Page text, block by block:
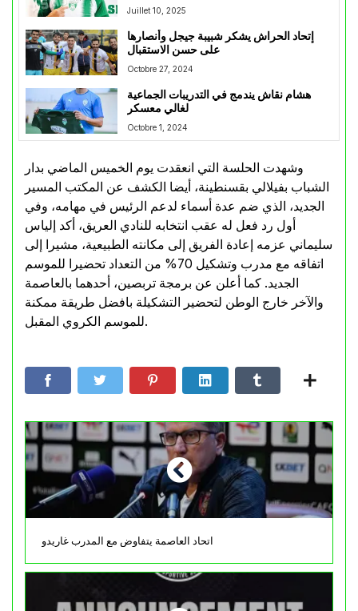
Juillet 10, 2025
إتحاد الحراش يشكر شبيبة جيجل وأنصارها
على حسن الاستقبال
Octobre 27, 2024
هشام نقاش يندمج في التدريبات الجماعية
لغالي معسكر
Octobre 1, 2024
وشهدت الحلسة التي انعقدت يوم الخميس الماضي بدار
الشباب بفيلالي بقسنطينة، أيضا الكشف عن المكتب المسير
الجديد، الذي ضم عدة أسماء لدعم الرئيس في مهامه، وفي
أول رد فعل له عقب انتخابه للنادي العريق، أكد إلياس
سليماني عزمه إعادة الفريق إلى مكانته الطبيعية، مشيرا إلى
اتفاقه مع مدرب وتشكيل 70% من التعداد تحضيرا للموسم
الجديد. كما أعلن عن برمجة تربصين، أحدهما بالعاصمة
والآخر خارج الوطن لتحضير التشكيلة بافضل طريقة ممكنة
للموسم الكروي المقبل.
اتحاد العاصمة يتفاوض مع المدرب غاريدو